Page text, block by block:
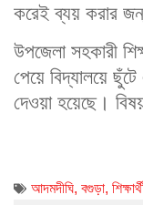
করেই ব্যয় করার
উপজেলা সহকারী
পেয়ে বিদ্যালয়ে
দেওয়া হয়েছে।
আদমদীঘি, বগুড়া,